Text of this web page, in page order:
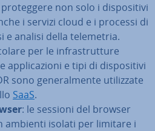
non solo i di­spo­si­ti­vi
i servizi cloud e i processi di
e analisi della te­le­me­tria.
per le in­fra­strut­tu­re
ap­pli­ca­zio­ni e tipi di di­spo­si­ti­vi
sono ge­ne­ral­men­te uti­liz­za­te
SaaS.
: le sessioni del browser
ambienti isolati per limitare i